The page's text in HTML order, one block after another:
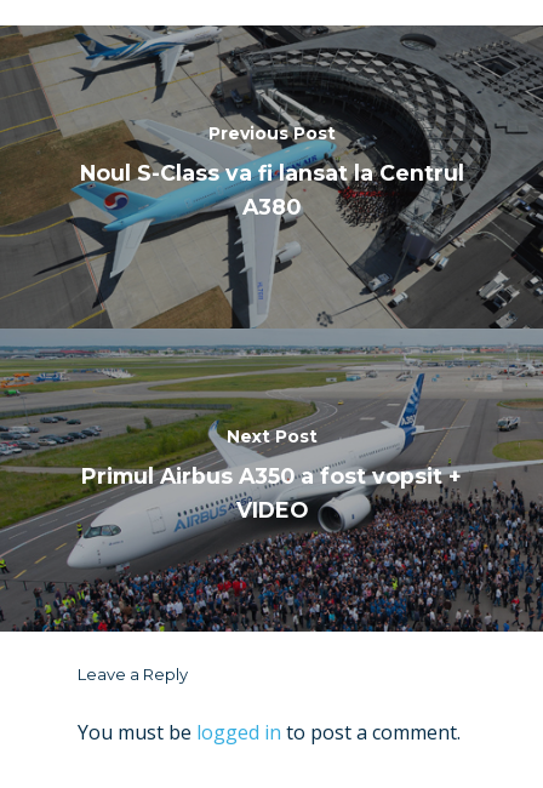
Previous Post
Noul S-Class va fi lansat la Centrul
A380
Next Post
Primul Airbus A350 a fost vopsit +
VIDEO
Leave a Reply
You must be logged in to post a comment.